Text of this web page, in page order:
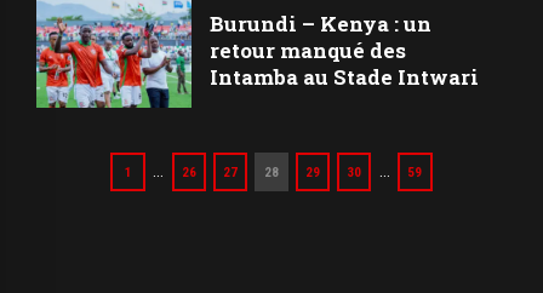
Burundi – Kenya : un
retour manqué des
Intamba au Stade Intwari
1 26 27 28 29 30 59